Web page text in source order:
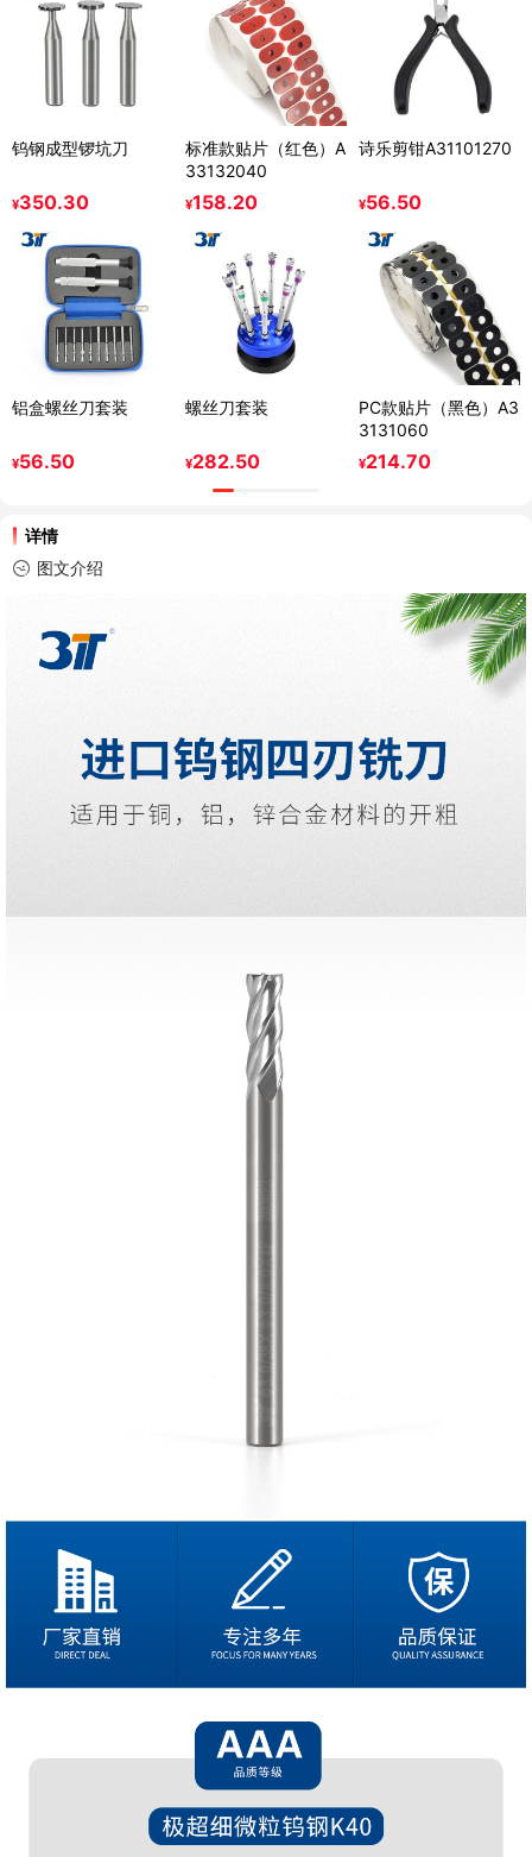
钨钢成型锣坑刀
¥350.30
标准款贴片（红色）A
33132040
¥158.20
诗乐剪钳A31101270
¥56.50
铝盒螺丝刀套装
¥56.50
螺丝刀套装
¥282.50
PC款贴片（黑色）A3
3131060
¥214.70
详情
图文介绍